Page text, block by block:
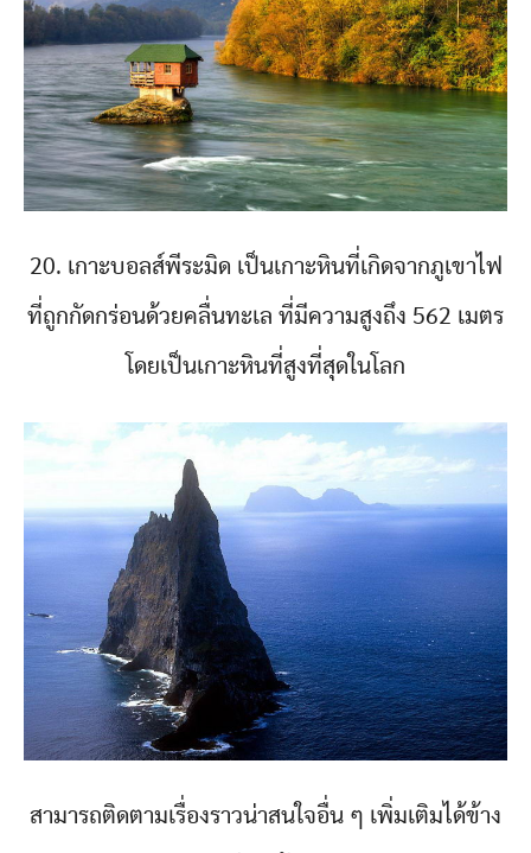
20. เกาะบอลส์พีระมิด เป็นเกาะหินที่เกิดจากภูเขาไฟ
ที่ถูกกัดกร่อนด้วยคลื่นทะเล ที่มีความสูงถึง 562 เมตร
โดยเป็นเกาะหินที่สูงที่สุดในโลก
สามารถติดตามเรื่องราวน่าสนใจอื่น ๆ เพิ่มเติมได้ข้าง